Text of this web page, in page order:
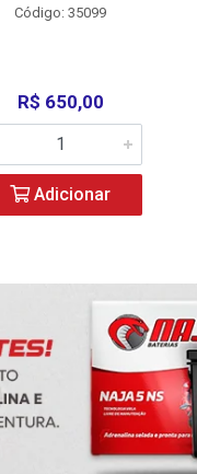
Código: 35099
R$ 650,00
Adicionar